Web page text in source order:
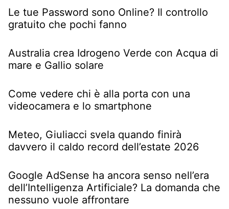
Le tue Password sono Online? Il controllo
gratuito che pochi fanno
Australia crea Idrogeno Verde con Acqua di
mare e Gallio solare
Come vedere chi è alla porta con una
videocamera e lo smartphone
Meteo, Giuliacci svela quando finirà
davvero il caldo record dell’estate 2026
Google AdSense ha ancora senso nell’era
dell’Intelligenza Artificiale? La domanda che
nessuno vuole affrontare